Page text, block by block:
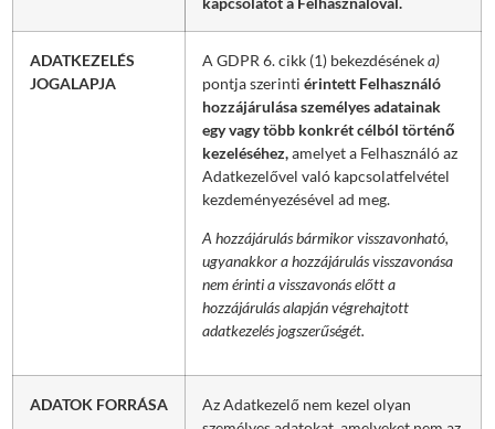
ADATKEZELÉS
JOGALAPJA
A GDPR 6. cikk (1) bekezdéséneka)
pontja szerintiérintett Felhasználó
hozzájárulása személyes adatainak
egy vagy több konkrét célból történő
kezeléséhez,amelyet a Felhasználó az
Adatkezelővel való kapcsolatfelvétel
kezdeményezésével ad meg.
A hozzájárulás bármikor visszavonható,
ugyanakkor a hozzájárulás visszavonása
nem érinti a visszavonás előtt a
hozzájárulás alapján végrehajtott
adatkezelés jogszerűségét.
ADATOK FORRÁSA
Az Adatkezelő nem kezel olyan